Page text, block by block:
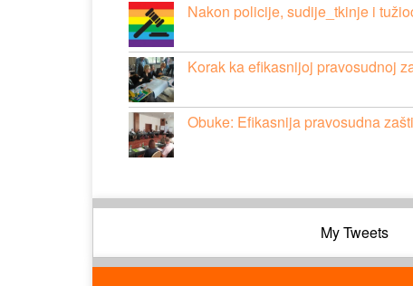
Nakon policije, sudije_tkinje i
Korak ka efikasnijoj pravosudnoj
Obuke: Efikasnija pravosudna
My Tweets